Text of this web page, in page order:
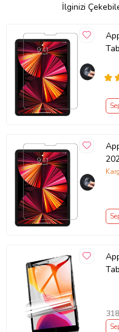
İlginizi
318